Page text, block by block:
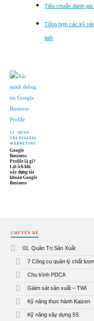
Tiêu chuẩn đánh giá
Tổng hợp các kỹ
biết
15. QUẢN
TRỊ DIGITAL
MARKETING
Google
Business
Profile là gì?
Lợi ích khi
xây dựng tài
khoản Google
Business
CHUYÊN ĐỀ
01. Quản Trị Sản Xuất
7 Công cụ quản lý chất
Chu trình PDCA
Giám sát sản xuất – TWI
Kỹ năng thực hành Kaizen
Kỹ năng xây dựng 5S